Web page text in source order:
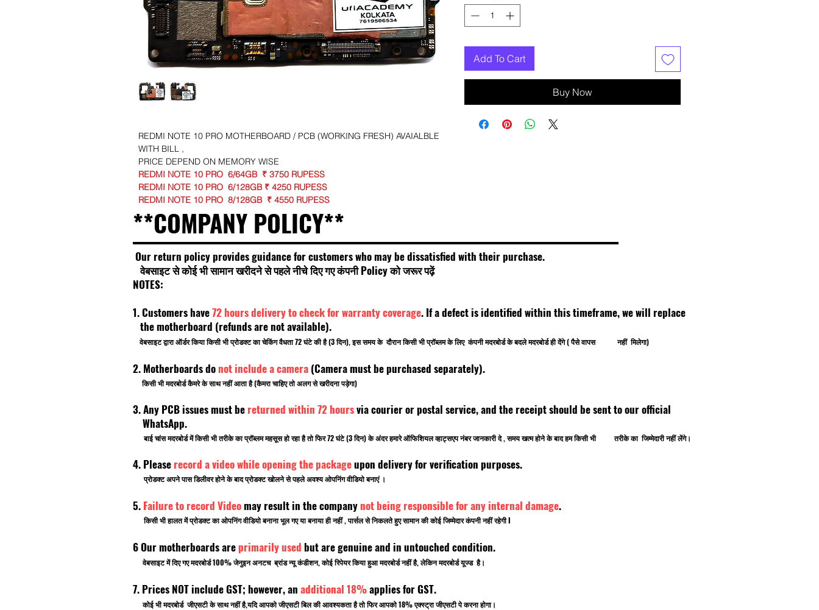
REDMI NOTE 10 PRO MOTHERBOARD / PCB (WORKING FRESH) AVAIALBLE
WITH BILL ,
PRICE DEPEND ON MEMORY WISE
REDMI NOTE 10 PRO 6/64GB ₹ 3750 RUPESS
REDMI NOTE 10 PRO 6/128GB ₹ 4250 RUPESS
REDMI NOTE 10 PRO 8/128GB ₹ 4550 RUPESS
Add To Cart
Buy Now
**COMPANY POLICY**
Our return policy provides guidance for customers who may be dissatisfied with their purchase.
वेबसाइट से कोई भी सामान खरीदने से पहले नीचे दिए गए कंपनी Policy को जरूर पढ़ें
NOTES:
1. Customers have72 hours delivery to check for warranty coverage. If a defect is identified within this timeframe, we will replace
the motherboard (refunds are not available).
वेबसाइट द्वारा ऑर्डर किया किसी भी प्रोडक्ट का चेकिंग वैधता 72 घंटे की है (3 दिन), इस समय के दौरान किसी भी प्रॉब्लम के लिए कंपनी मदरबोर्ड के बदले मदरबोर्ड ही देंगे ( पैसे वापस नहीं मिलेगा)
2. Motherboards donot include a camera (Camera must be purchased separately).
किसी भी मदरबोर्ड कैमरे के साथ नहीं आता है (कैमरा चाहिए तो अलग से खरीदना पड़ेगा)
3. Any PCB issues must be returned within 72 hoursvia courier or postal service, and the receipt should be sent to our official
WhatsApp.
बाई चांस मदरबोर्ड में किसी भी तरीके का प्रॉब्लम महसूस हो रहा है तो फिर 72 घंटे (3 दिन) के अंदर हमारे ऑफिशियल व्हाट्सएप नंबर जानकारी दे , समय खत्म होने के बाद हम किसी भी तरीके का जिम्मेदारी नहीं लेंगे।
4. Please record a video while opening the packageupon delivery for verification purposes.
प्रोडक्ट अपने पास डिलीवर होने के बाद प्रोडक्ट खोलने से पहले अवश्य ओपनिंग वीडियो बनाएं ।
5. Failure to record Videomay result in the companynot being responsible for any internal damage.
किसी भी हालत में प्रोडक्ट का ओपनिंग वीडियो बनाना भूल गए या बनाया ही नहीं , पार्सल से निकलते हुए सामान की कोई जिम्मेदार कंपनी नहीं रहेगी I
6 Our motherboards areprimarily used but are genuine and in untouched condition.
वेबसाइट में दिए गए मदरबोर्ड 100% जेनुइन अनटच ब्रांड न्यू कंडीशन, कोई रिपेयर किया हुआ मदरबोर्ड नहीं है, लेकिन मदरबोर्ड यूज्ड है।
7. Prices NOT include GST; however, an additional 18%applies for GST.
कोई भी मदरबोर्ड जीएसटी के साथ नहीं है,यदि आपको जीएसटी बिल की आवश्यकता है तो फिर आपको 18% एक्स्ट्रा जीएसटी पे करना होगा।